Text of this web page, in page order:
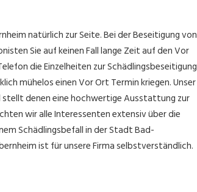
natürlich zur Seite. Bei der Beseitigung von
Sie auf keinen Fall lange Zeit auf den Vor
die Einzelheiten zur Schädlingsbeseitigung
mühelos einen Vor Ort Termin kriegen. Unser
denen eine hochwertige Ausstattung zur
wir alle Interessenten extensiv über die
Schädlingsbefall in der Stadt Bad-
ist für unsere Firma selbstverständlich.